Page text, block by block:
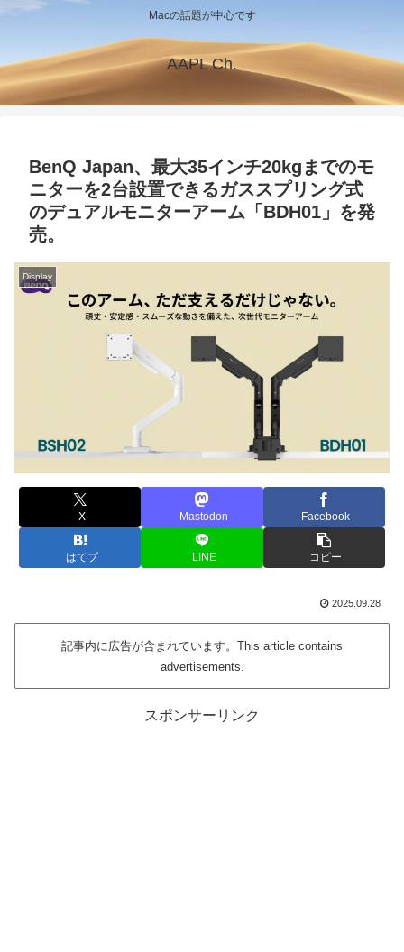
Macの話題が中心です
AAPL Ch.
BenQ Japan、最大35インチ20kgまでのモ
ニターを2台設置できるガススプリング式
のデュアルモニターアーム「BDH01」を発
売。
Display
X Mastodon Facebook
はてブ LINE コピー
2025.09.28
記事内に広告が含まれています。This article contains
advertisements.
スポンサーリンク